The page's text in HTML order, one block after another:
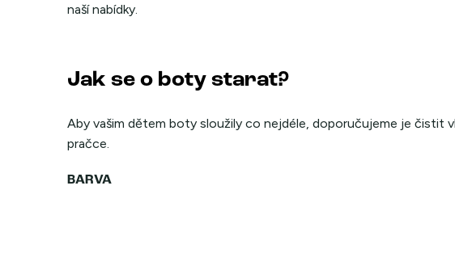
naší nabídky.
Jak se o boty starat?
Aby vašim dětem boty sloužily co nejdéle, doporučujeme je čistit
pračce.